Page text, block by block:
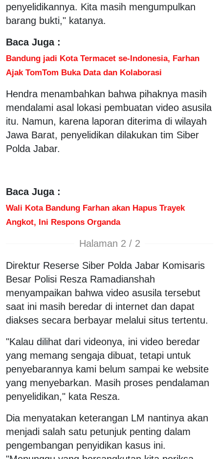
penyelidikannya. Kita masih mengumpulkan
barang bukti," katanya.
Baca Juga :
Bandung jadi Kota Termacet se-Indonesia, Farhan
Ajak TomTom Buka Data dan Kolaborasi
Hendra menambahkan bahwa pihaknya masih
mendalami asal lokasi pembuatan video asusila
itu. Namun, karena laporan diterima di wilayah
Jawa Barat, penyelidikan dilakukan tim Siber
Polda Jabar.
Baca Juga :
Wali Kota Bandung Farhan akan Hapus Trayek
Angkot, Ini Respons Organda
Halaman 2 / 2
Direktur Reserse Siber Polda Jabar Komisaris
Besar Polisi Resza Ramadianshah
menyampaikan bahwa video asusila tersebut
saat ini masih beredar di internet dan dapat
diakses secara berbayar melalui situs tertentu.
"Kalau dilihat dari videonya, ini video beredar
yang memang sengaja dibuat, tetapi untuk
penyebarannya kami belum sampai ke website
yang menyebarkan. Masih proses pendalaman
penyelidikan," kata Resza.
Dia menyatakan keterangan LM nantinya akan
menjadi salah satu petunjuk penting dalam
pengembangan penyidikan kasus ini.